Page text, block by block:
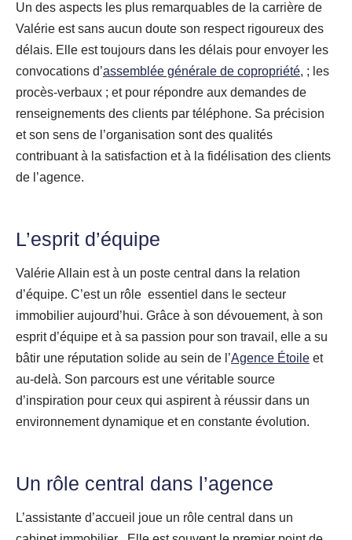
Un des aspects les plus remarquables de la carrière de
Valérie est sans aucun doute son respect rigoureux des
délais. Elle est toujours dans les délais pour envoyer les
convocations d’assemblée générale de copropriété, ; les
procès-verbaux ; et pour répondre aux demandes de
renseignements des clients par téléphone. Sa précision
et son sens de l’organisation sont des qualités
contribuant à la satisfaction et à la fidélisation des clients
de l’agence.
L’esprit d’équipe
Valérie Allain est à un poste central dans la relation
d’équipe. C’est un rôle essentiel dans le secteur
immobilier aujourd’hui. Grâce à son dévouement, à son
esprit d’équipe et à sa passion pour son travail, elle a su
bâtir une réputation solide au sein de l’Agence Étoile et
au-delà. Son parcours est une véritable source
d’inspiration pour ceux qui aspirent à réussir dans un
environnement dynamique et en constante évolution.
Un rôle central dans l’agence
L’assistante d’accueil joue un rôle central dans un